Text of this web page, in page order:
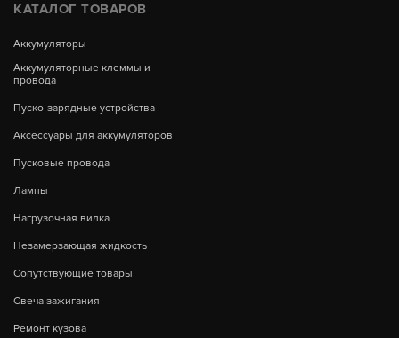
КАТАЛОГ ТОВАРОВ
Аккумуляторы
Аккумуляторные клеммы и
провода
Пуско-зарядные устройства
Аксессуары для аккумуляторов
Пусковые провода
Лампы
Нагрузочная вилка
Незамерзающая жидкость
Сопутствующие товары
Свеча зажигания
Ремонт кузова